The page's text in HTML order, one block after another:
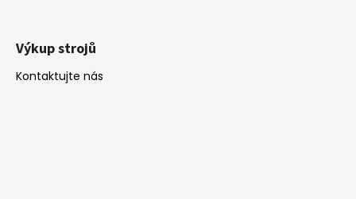
Výkup strojů
Kontaktujte nás